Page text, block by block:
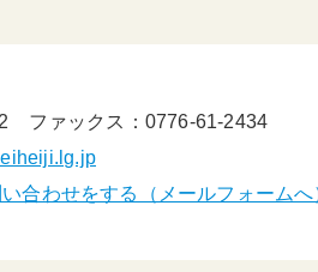
ファックス：0776-61-2434
合わせをする（メールフォームへ